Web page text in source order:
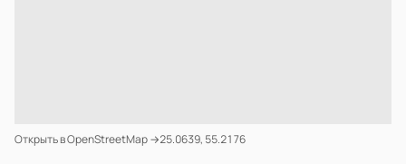
Открыть в OpenStreetMap →25.0639, 55.2176